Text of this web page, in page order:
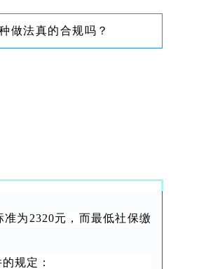
做法真的合规吗？
为2320元，而最低社保缴
规定：